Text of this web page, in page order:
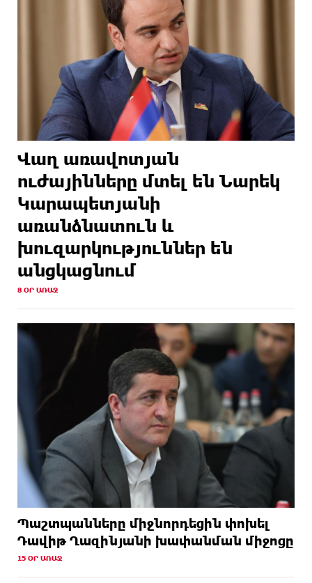
Վաղ առավոտյան
ուժայինները մտել են Նարեկ
Կարապետյանի
առանձնատուն և
խուզարկություններ են
անցկացնում
8 ՕՐ ԱՌԱՋ
Պաշտպանները միջնորդեցին փոխել
Դավիթ Ղազինյանի խափանման միջոցը
15 ՕՐ ԱՌԱՋ